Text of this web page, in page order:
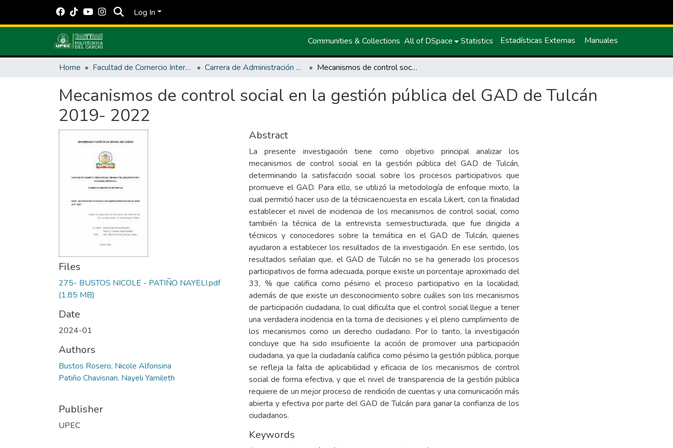
Log In
Communities & Collections All of DSpace Statistics Estadísticas Externas Manuales
Home Facultad de Comercio Internacional, Integración, Administración y Economía Empresarial Carrera de Administración Pública Mecanismos de control social en la gestión pública del GAD de Tulcán 2019- 2022
Mecanismos de control social en la gestión pública del GAD de Tulcán
2019- 2022
Files
275- BUSTOS NICOLE - PATIÑO NAYELI.pdf
(1.85 MB)
Date
2024-01
Authors
Bustos Rosero, Nicole Alfonsina
Patiño Chavisnan, Nayeli Yamileth
Publisher
UPEC
Abstract
La presente investigación tiene como objetivo principal analizar los
mecanismos de control social en la gestión pública del GAD de Tulcán,
determinando la satisfacción social sobre los procesos participativos que
promueve el GAD. Para ello, se utilizó la metodología de enfoque mixto, la
cual permitió hacer uso de la técnicaencuesta en escala Likert, con la finalidad
establecer el nivel de incidencia de los mecanismos de control social, como
también la técnica de la entrevista semiestructurada, que fue dirigida a
técnicos y conocedores sobre la temática en el GAD de Tulcán, quienes
ayudaron a establecer los resultados de la investigación. En ese sentido, los
resultados señalan que, el GAD de Tulcán no se ha generado los procesos
participativos de forma adecuada, porque existe un porcentaje aproximado del
33, % que califica como pésimo el proceso participativo en la localidad,
además de que existe un desconocimiento sobre cuáles son los mecanismos
de participación ciudadana, lo cual dificulta que el control social llegue a tener
una verdadera incidencia en la toma de decisiones y el pleno cumplimiento de
los mecanismos como un derecho ciudadano. Por lo tanto, la investigación
concluye que ha sido insuficiente la acción de promover una participación
ciudadana, ya que la ciudadanía califica como pésimo la gestión pública, porque
se refleja la falta de aplicabilidad y eficacia de los mecanismos de control
social de forma efectiva, y que el nivel de transparencia de la gestión pública
requiere de un mejor proceso de rendición de cuentas y una comunicación más
abierta y efectiva por parte del GAD de Tulcán para ganar la confianza de los
ciudadanos.
Keywords